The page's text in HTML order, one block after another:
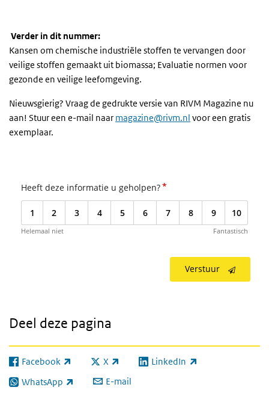
Verder in dit nummer:
Kansen om chemische industriële stoffen te vervangen door
veilige stoffen gemaakt uit biomassa; Evaluatie normen voor
gezonde en veilige leefomgeving.
Nieuwsgierig? Vraag de gedrukte versie van RIVM Magazine nu
aan! Stuur een e-mail naar magazine@rivm.nl voor een gratis
exemplaar.
Heeft deze informatie u geholpen?*
1 2 3 4 5 6 7 8 9 10
Helemaal niet Fantastisch
Verstuur
Deel deze pagina
Facebook
(externe link) X
(externe link) LinkedIn
(externe link)
WhatsApp
(externe link) E-mail